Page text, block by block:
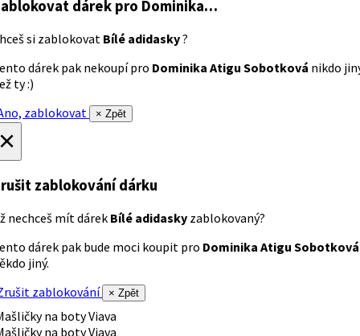
dárek pro Dominika…
si zablokovat Bílé adidasky?
dárek pak nekoupí pro Dominika Atigu Sobotková nikdo
ty :)
zablokovat
× Zpět
zablokování dárku
nechceš mít dárek Bílé adidasky zablokovaný?
dárek pak bude moci koupit pro Dominika Atigu Sobotková
jiný.
zablokování
× Zpět